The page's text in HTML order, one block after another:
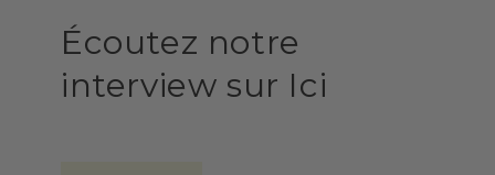
Écoutez notre
interview sur Ici